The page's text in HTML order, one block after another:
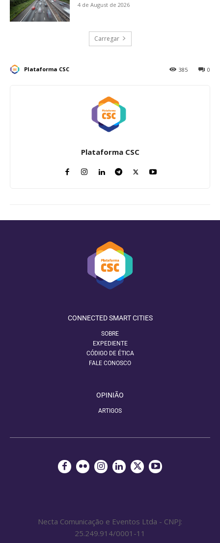
4 de August de 2026
Carregar
Plataforma CSC 0
385
Plataforma CSC
CONNECTED SMART CITIES
SOBRE
EXPEDIENTE
CÓDIGO DE ÉTICA
FALE CONOSCO
OPINIÃO
ARTIGOS
Necta Comunicação e Eventos Ltda - CNPJ:
25.249.914/0001-11